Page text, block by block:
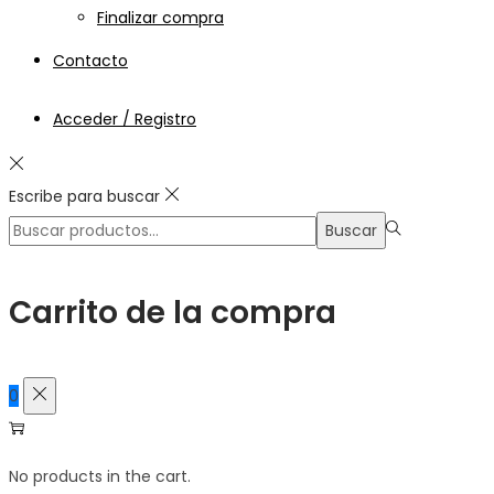
Finalizar compra
Contacto
Acceder / Registro
Escribe para buscar
Búsqueda
Buscar
Carrito de la compra
0
No products in the cart.